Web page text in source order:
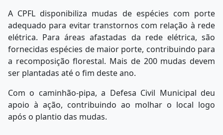
A CPFL disponibiliza mudas de espécies com porte
adequado para evitar transtornos com relação à rede
elétrica. Para áreas afastadas da rede elétrica, são
fornecidas espécies de maior porte, contribuindo para
a recomposição florestal. Mais de 200 mudas devem
ser plantadas até o fim deste ano.
Com o caminhão-pipa, a Defesa Civil Municipal deu
apoio à ação, contribuindo ao molhar o local logo
após o plantio das mudas.